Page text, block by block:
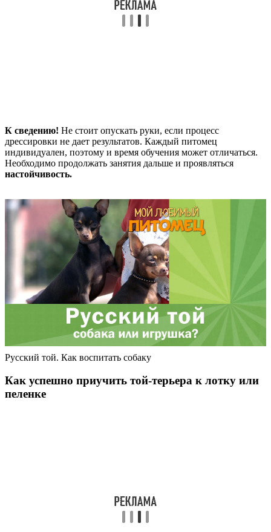
К сведению! Не стоит опускать руки, если процесс
дрессировки не дает результатов. Каждый питомец
индивидуален, поэтому и время обучения может отличаться.
Необходимо продолжать занятия дальше и проявляться
настойчивость.
Русский той. Как воспитать собаку
Как успешно приучить той-терьера к лотку или
пеленке